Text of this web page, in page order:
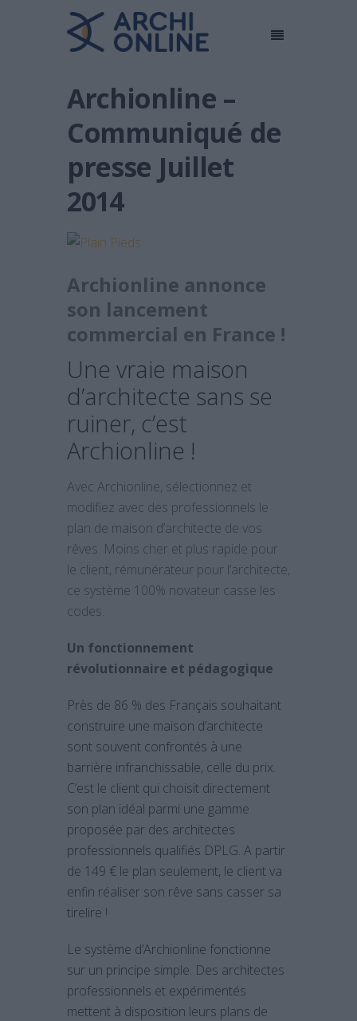
Archionline –
Communiqué de
presse Juillet
2014
Archionline annonce
son lancement
commercial en France !
Une vraie maison
d’architecte sans se
ruiner, c’est
Archionline !
Avec Archionline, sélectionnez et
modifiez avec des professionnels le
plan de maison d’architecte de vos
rêves. Moins cher et plus rapide pour
le client, rémunérateur pour l’architecte,
ce système 100% novateur casse les
codes.
Un fonctionnement
révolutionnaire et pédagogique
Près de 86 % des Français souhaitant
construire une maison d’architecte
sont souvent confrontés à une
barrière infranchissable, celle du prix.
C’est le client qui choisit directement
son plan idéal parmi une gamme
proposée par des architectes
professionnels qualifiés DPLG. A partir
de 149 € le plan seulement, le client va
enfin réaliser son rêve sans casser sa
tirelire !
Le système d’Archionline fonctionne
sur un principe simple. Des architectes
professionnels et expérimentés
mettent à disposition leurs plans de